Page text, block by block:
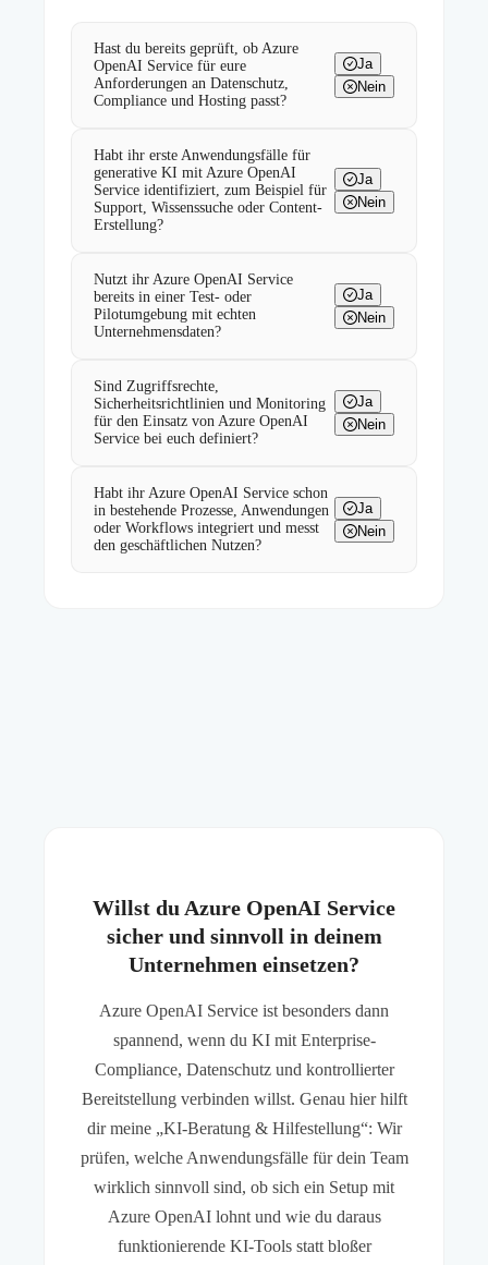
Hast du bereits geprüft, ob Azure
OpenAI Service für eure
Anforderungen an Datenschutz,
Compliance und Hosting passt?
Ja
Nein
Habt ihr erste Anwendungsfälle für
generative KI mit Azure OpenAI
Service identifiziert, zum Beispiel für
Support, Wissenssuche oder Content-
Erstellung?
Ja
Nein
Nutzt ihr Azure OpenAI Service
bereits in einer Test- oder
Pilotumgebung mit echten
Unternehmensdaten?
Ja
Nein
Sind Zugriffsrechte,
Sicherheitsrichtlinien und Monitoring
für den Einsatz von Azure OpenAI
Service bei euch definiert?
Ja
Nein
Habt ihr Azure OpenAI Service schon
in bestehende Prozesse, Anwendungen
oder Workflows integriert und messt
den geschäftlichen Nutzen?
Ja
Nein
Willst du Azure OpenAI Service
sicher und sinnvoll in deinem
Unternehmen einsetzen?
Azure OpenAI Service ist besonders dann
spannend, wenn du KI mit Enterprise-
Compliance, Datenschutz und kontrollierter
Bereitstellung verbinden willst. Genau hier hilft
dir meine „KI-Beratung & Hilfestellung“: Wir
prüfen, welche Anwendungsfälle für dein Team
wirklich sinnvoll sind, ob sich ein Setup mit
Azure OpenAI lohnt und wie du daraus
funktionierende KI-Tools statt bloßer